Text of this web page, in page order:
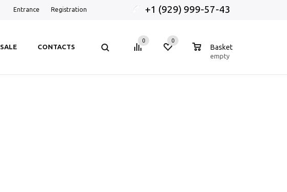
+1 (929) 999-57-43
Entrance Registration
SALE CONTACTS
0 0
Basket
empty